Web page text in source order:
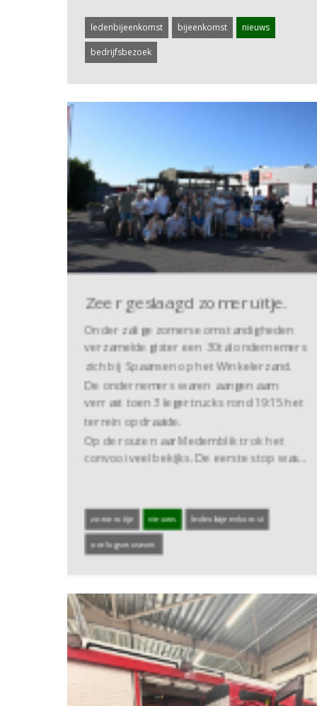
ledenbijeenkomst bijeenkomst nieuws
bedrijfsbezoek
Zeer geslaagd zomeruitje.
Onder zalige zomerse omstandigheden
verzamelde gister een 30tal ondernemers
zich bij Spaansen op het Winkelerzand.
De ondernemers waren aangenaam
verrast toen 3 legertrucks rond 19:15 het
terrein opdraaide.
Op de route naar Medemblik trok het
convooi veel bekijks. De eerste stop was…
zomeruitje nieuws ledenbijeenkomst
oorlogsmuseum